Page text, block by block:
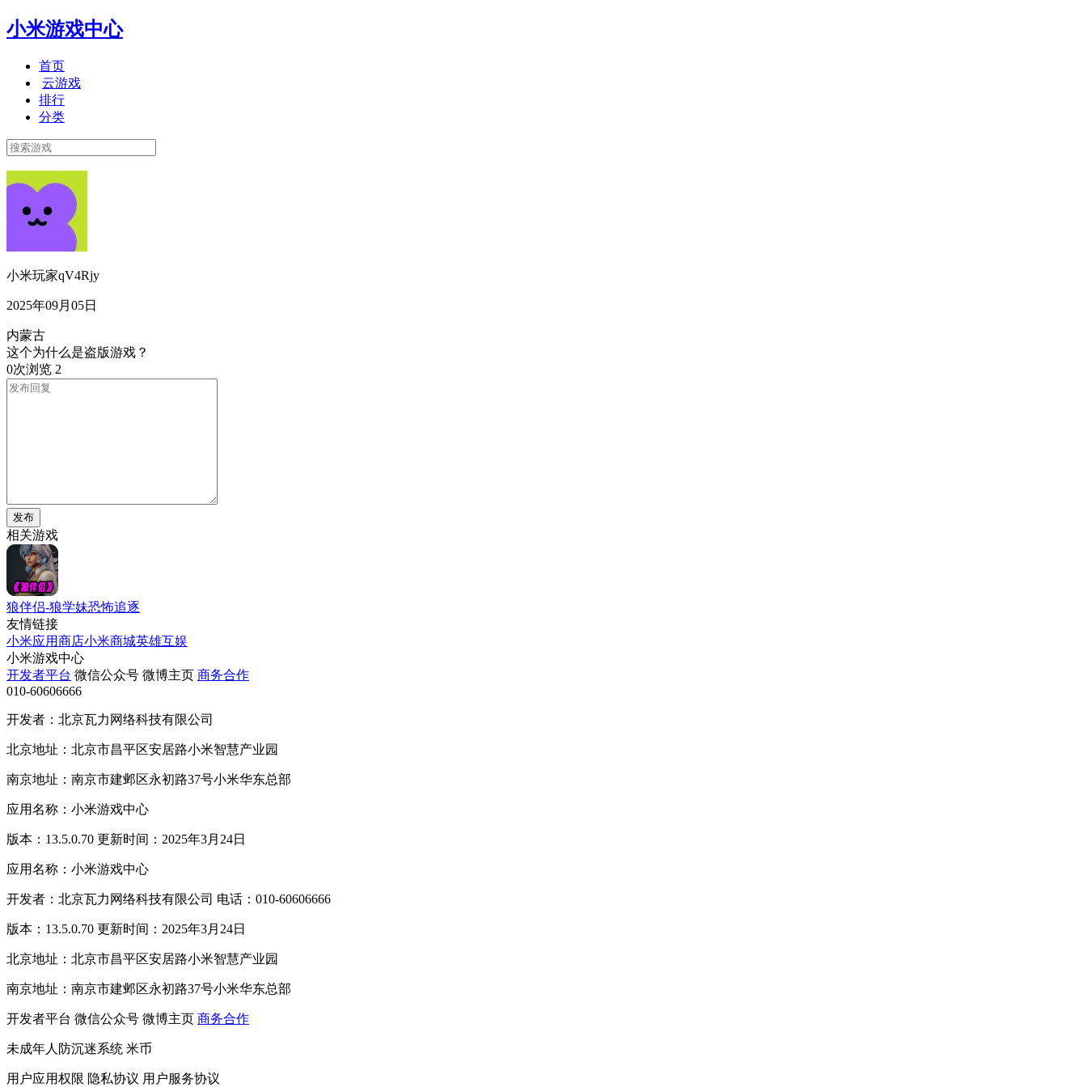
小米游戏中心
首页
云游戏
排行
分类
小米玩家qV4Rjy
2025年09月05日
内蒙古
这个为什么是盗版游戏？
0次浏览 2
发布
相关游戏
狼伴侣-狼学妹恐怖追逐
友情链接
小米应用商店小米商城英雄互娱
小米游戏中心
开发者平台 微信公众号 微博主页 商务合作
010-60606666
开发者：北京瓦力网络科技有限公司
北京地址：北京市昌平区安居路小米智慧产业园
南京地址：南京市建邺区永初路37号小米华东总部
应用名称：小米游戏中心
版本：13.5.0.70 更新时间：2025年3月24日
应用名称：小米游戏中心
开发者：北京瓦力网络科技有限公司 电话：010-60606666
版本：13.5.0.70 更新时间：2025年3月24日
北京地址：北京市昌平区安居路小米智慧产业园
南京地址：南京市建邺区永初路37号小米华东总部
开发者平台 微信公众号 微博主页 商务合作
未成年人防沉迷系统 米币
用户应用权限 隐私协议 用户服务协议